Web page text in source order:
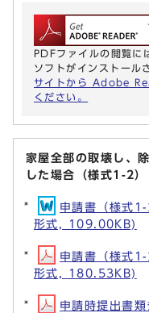
PDFファイルの閲覧
ソフトがインストール
サイトから Adobe
ください。
家屋全部の取壊し、
した場合（様式1-2）
申請書（様式
形式, 109.00KB)
申請書（様式
形式, 180.53KB)
申請時提出書